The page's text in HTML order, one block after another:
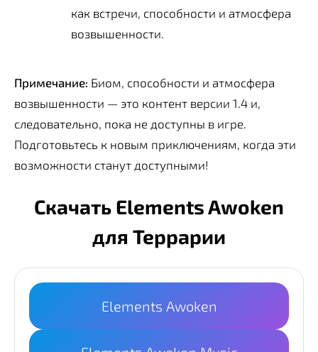
как встречи, способности и атмосфера
возвышенности.
Примечание: Биом, способности и атмосфера
возвышенности — это контент версии 1.4 и,
следовательно, пока не доступны в игре.
Подготовьтесь к новым приключениям, когда эти
возможности станут доступными!
Скачать Elements Awoken
для Террарии
Elements Awoken